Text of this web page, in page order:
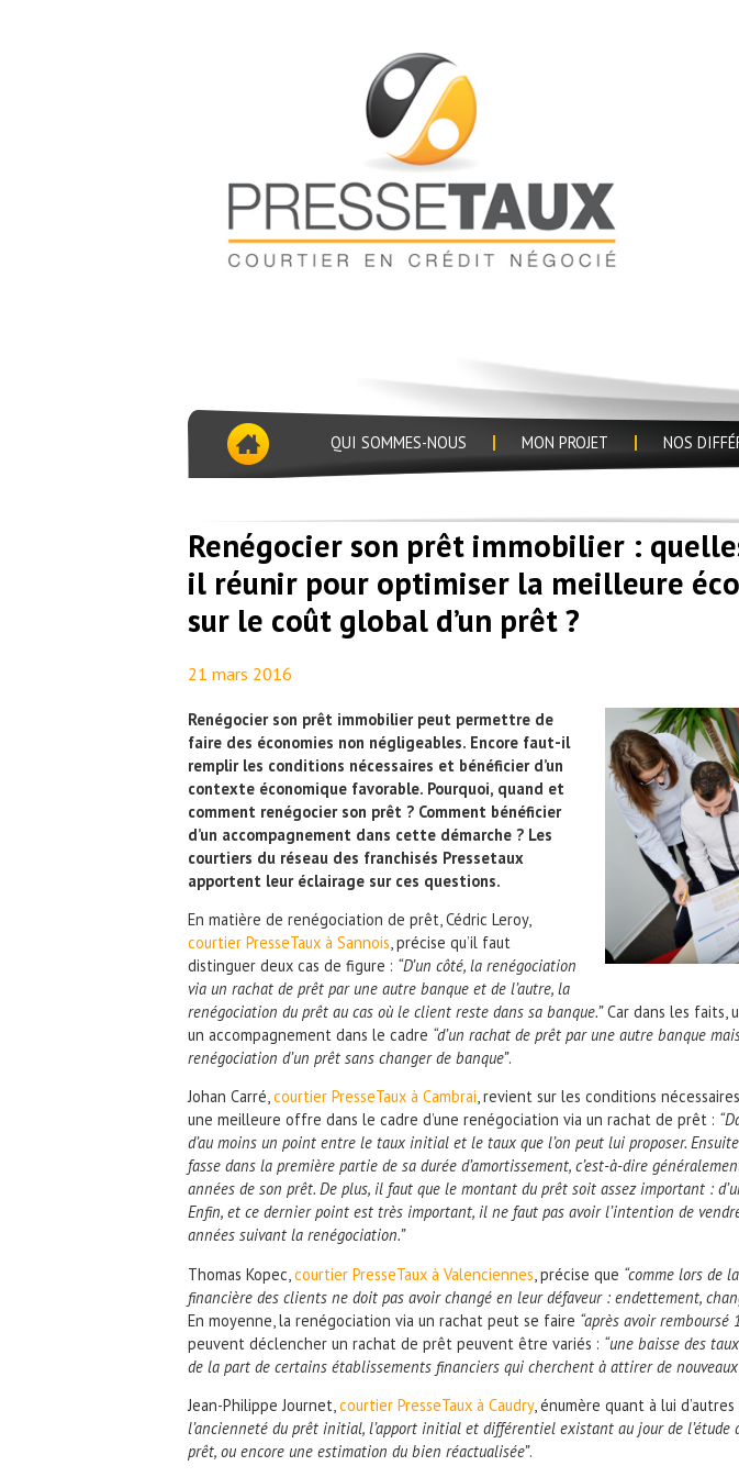
QUI SOMMES-NOUS MON PROJET NOS
Renégocier son prêt immobilier :
il réunir pour optimiser la meilleure
sur le coût global d’un prêt ?
21 mars 2016
Renégocier son prêt immobilier peut permettre de
faire des économies non négligeables. Encore faut-il
remplir les conditions nécessaires et bénéficier d’un
contexte économique favorable. Pourquoi, quand et
comment renégocier son prêt ? Comment bénéficier
d’un accompagnement dans cette démarche ? Les
courtiers du réseau des franchisés Pressetaux
apportent leur éclairage sur ces questions.
En matière de renégociation de prêt, Cédric Leroy,
courtier PresseTaux à Sannois, précise qu’il faut
distinguer deux cas de figure : “D’un côté, la renégociation
via un rachat de prêt par une autre banque et de l’autre, la
renégociation du prêt au cas où le client reste dans sa banque.”Car dans les faits,
un accompagnement dans le cadre “d’un rachat de prêt par une autre banque
renégociation d’un prêt sans changer de banque”.
Johan Carré,courtier PresseTaux à Cambrai, revient sur les conditions
une meilleure offre dans le cadre d’une renégociation via un rachat de prêt :
d’au moins un point entre le taux initial et le taux que l’on peut lui proposer.
fasse dans la première partie de sa durée d’amortissement, c’est-à-dire
années de son prêt. De plus, il faut que le montant du prêt soit assez important :
Enfin, et ce dernier point est très important, il ne faut pas avoir l’intention de
années suivant la renégociation.”
Thomas Kopec,courtier PresseTaux à Valenciennes, précise que “comme lors de
financière des clients ne doit pas avoir changé en leur défaveur : endettement,
En moyenne, la renégociation via un rachat peut se faire “après avoir remboursé
peuvent déclencher un rachat de prêt peuvent être variés : “une baisse des
de la part de certains établissements financiers qui cherchent à attirer de
Jean-Philippe Journet,courtier PresseTaux à Caudry, énumère quant à lui
l’ancienneté du prêt initial, l’apport initial et différentiel existant au jour de
prêt, ou encore une estimation du bien réactualisée”.